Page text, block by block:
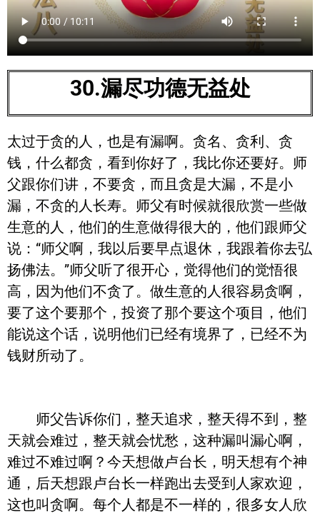
30.漏尽功德无益处
太过于贪的人，也是有漏啊。贪名、贪利、贪
钱，什么都贪，看到你好了，我比你还要好。师
父跟你们讲，不要贪，而且贪是大漏，不是小
漏，不贪的人长寿。师父有时候就很欣赏一些做
生意的人，他们的生意做得很大的，他们跟师父
说：“师父啊，我以后要早点退休，我跟着你去弘
扬佛法。”师父听了很开心，觉得他们的觉悟很
高，因为他们不贪了。做生意的人很容易贪啊，
要了这个要那个，投资了那个要这个项目，他们
能说这个话，说明他们已经有境界了，已经不为
钱财所动了。
师父告诉你们，整天追求，整天得不到，整
天就会难过，整天就会忧愁，这种漏叫漏心啊，
难过不难过啊？今天想做卢台长，明天想有个神
通，后天想跟卢台长一样跑出去受到人家欢迎，
这也叫贪啊。每个人都是不一样的，很多女人欣